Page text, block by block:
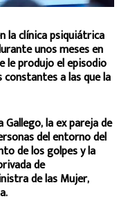
la clínica psiquiátrica
unos meses en
le produjo el episodio
a las que la
la ex pareja de
del entorno del
de los golpes y la
de
de las Mujer,